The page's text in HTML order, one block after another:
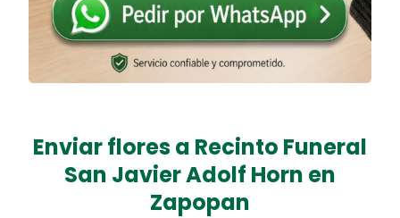
Enviar flores a Recinto Funeral
San Javier Adolf Horn en
Zapopan